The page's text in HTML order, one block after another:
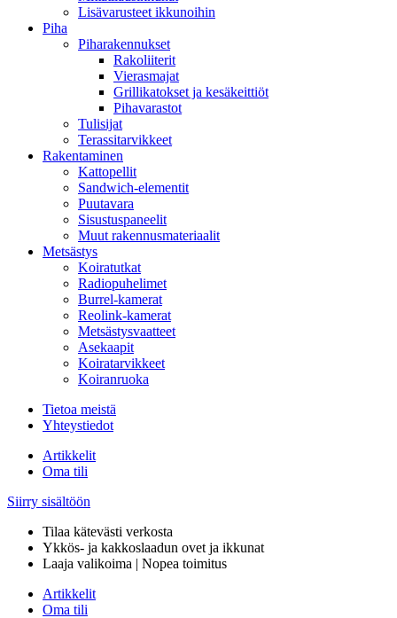
Lisävarusteet ikkunoihin
Piha
Piharakennukset
Rakoliiterit
Vierasmajat
Grillikatokset ja kesäkeittiöt
Pihavarastot
Tulisijat
Terassitarvikkeet
Rakentaminen
Kattopellit
Sandwich-elementit
Puutavara
Sisustuspaneelit
Muut rakennusmateriaalit
Metsästys
Koiratutkat
Radiopuhelimet
Burrel-kamerat
Reolink-kamerat
Metsästysvaatteet
Asekaapit
Koiratarvikkeet
Koiranruoka
Tietoa meistä
Yhteystiedot
Artikkelit
Oma tili
Siirry sisältöön
Tilaa kätevästi verkosta
Ykkös- ja kakkoslaadun ovet ja ikkunat
Laaja valikoima | Nopea toimitus
Artikkelit
Oma tili